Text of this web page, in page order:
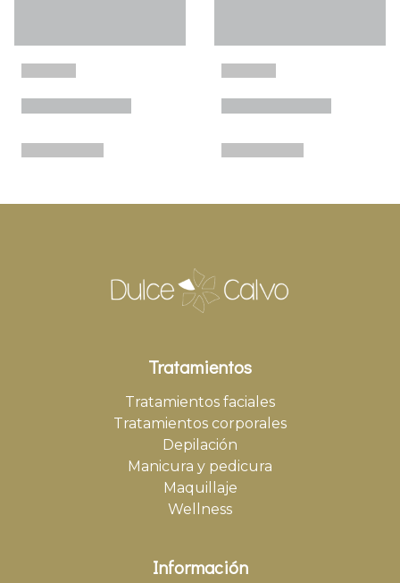
Tratamientos
Tratamientos faciales
Tratamientos corporales
Depilación
Manicura y pedicura
Maquillaje
Wellness
Información